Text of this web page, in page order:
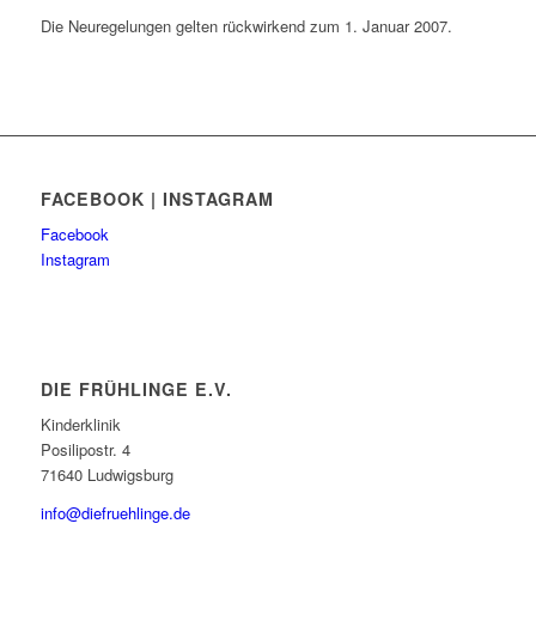
Die Neuregelungen gelten rückwirkend zum 1. Januar 2007.
FACEBOOK | INSTAGRAM
Facebook
Instagram
DIE FRÜHLINGE E.V.
Kinderklinik
Posilipostr. 4
71640 Ludwigsburg
info@diefruehlinge.de